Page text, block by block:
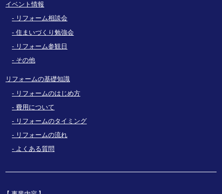
イベント情報
リフォーム相談会
住まいづくり勉強会
リフォーム参観日
その他
リフォームの基礎知識
リフォームのはじめ方
費用について
リフォームのタイミング
リフォームの流れ
よくある質問